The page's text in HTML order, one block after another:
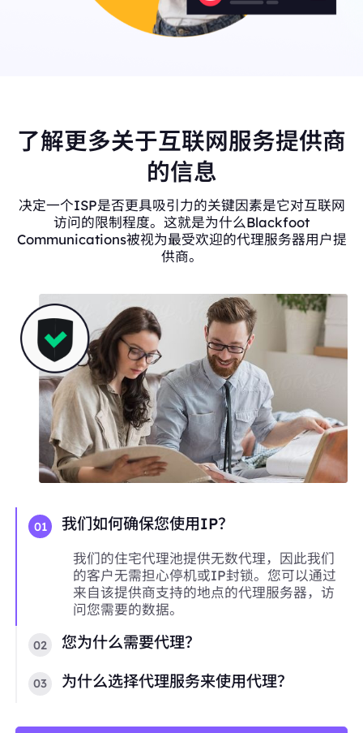
了解更多关于互联网服务提供商
的信息
决定一个ISP是否更具吸引力的关键因素是它对互联网
访问的限制程度。这就是为什么Blackfoot
Communications被视为最受欢迎的代理服务器用户提
供商。
01 我们如何确保您使用IP？
我们的住宅代理池提供无数代理，因此我们
的客户无需担心停机或IP封锁。您可以通过
来自该提供商支持的地点的代理服务器，访
问您需要的数据。
02 您为什么需要代理？
03 为什么选择代理服务来使用代理？